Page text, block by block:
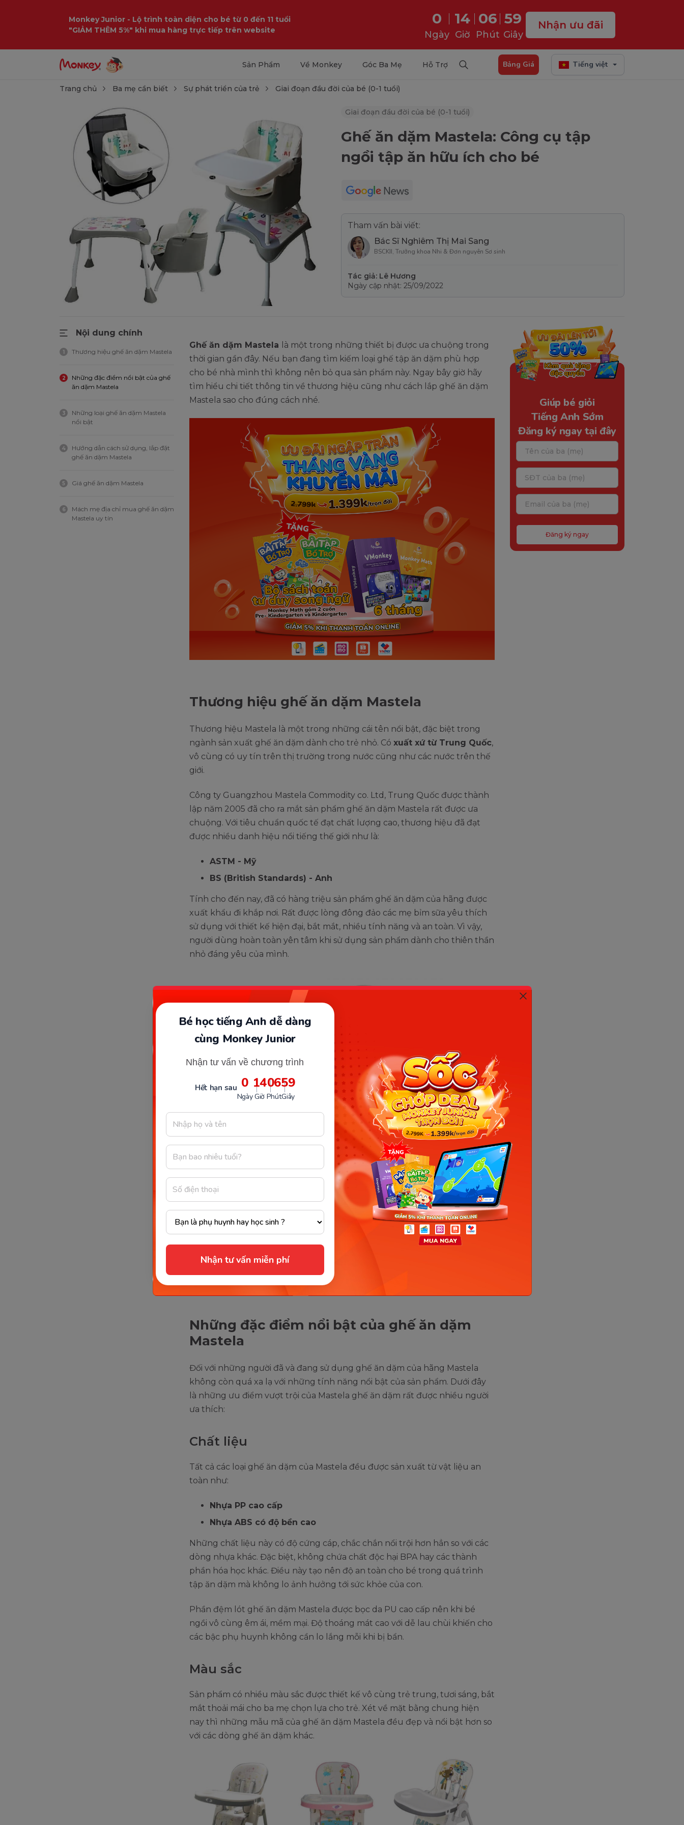
Monkey Junior - Lộ trình toàn diện cho bé từ 0 đến 11 tuổi
"GIẢM THÊM 5%" khi mua hàng trực tiếp trên website
0
Ngày
14
Giờ
06
Phút
58
Giây
Nhận ưu đãi
Sản Phẩm Về Monkey Góc Ba Mẹ Hỗ Trợ Bảng Giá Tiếng việt
Bé học tiếng Anh dễ dàng
cùng Monkey Junior
Nhận tư vấn về chương trình
Hết hạn sau 0
Ngày
14
Giờ
06
Phút
58
Giây
Nhận tư vấn miễn phí
Trang chủ Ba mẹ cần biết Sự phát triển của trẻ Giai đoạn đầu đời của bé (0-1 tuổi)
Giai đoạn đầu đời của bé (0-1 tuổi)
Ghế ăn dặm Mastela: Công cụ tập
ngồi tập ăn hữu ích cho bé
Tham vấn bài viết:
Bác Sĩ Nghiêm Thị Mai Sang
BSCKII, Trưởng khoa Nhi & Đơn nguyên Sơ sinh
Tác giả: Lê Hương
Ngày cập nhật: 25/09/2022
Nội dung chính
1 Thương hiệu ghế ăn dặm Mastela
2
Những đặc điểm nổi bật của ghế
ăn dặm Mastela
3
Những loại ghế ăn dặm Mastela
nổi bật
4
Hướng dẫn cách sử dụng, lắp đặt
ghế ăn dặm Mastela
5 Giá ghế ăn dặm Mastela
6
Mách mẹ địa chỉ mua ghế ăn dặm
Mastela uy tín
Ghế ăn dặm Mastela
là một trong những thiết bị được ưa chuộng trong
thời gian gần đây. Nếu bạn đang tìm kiếm loại ghế tập ăn dặm phù hợp
cho bé nhà mình thì không nên bỏ qua sản phẩm này. Ngay bây giờ hãy
tìm hiểu chi tiết thông tin về thương hiệu cũng như cách lắp ghế ăn dặm
Mastela sao cho đúng cách nhé.
Thương hiệu ghế ăn dặm Mastela
Thương hiệu Mastela là một trong những cái tên nổi bật, đặc biệt trong
ngành sản xuất ghế ăn dặm dành cho trẻ nhỏ. Có xuất xứ từ Trung Quốc,
vô cùng có uy tín trên thị trường trong nước cũng như các nước trên thế
giới.
Công ty Guangzhou Mastela Commodity co. Ltd, Trung Quốc được thành
lập năm 2005 đã cho ra mắt sản phẩm ghế ăn dặm Mastela rất được ưa
chuộng. Với tiêu chuẩn quốc tế đạt chất lượng cao, thương hiệu đã đạt
được nhiều danh hiệu nổi tiếng thế giới như là:
ASTM - Mỹ
BS (British Standards) - Anh
Tính cho đến nay, đã có hàng triệu sản phẩm ghế ăn dặm của hãng được
xuất khẩu đi khắp nơi. Rất được lòng đông đảo các mẹ bỉm sữa yêu thích
sử dụng với thiết kế hiện đại, bắt mắt, nhiều tính năng và an toàn. Vì vậy,
người dùng hoàn toàn yên tâm khi sử dụng sản phẩm dành cho thiên thần
nhỏ đáng yêu của mình.
Ghế ăn dặm Mastela. (Ảnh: sưu tầm Internet)
Những đặc điểm nổi bật của ghế ăn dặm
Mastela
Đối với những người đã và đang sử dụng ghế ăn dặm của hãng Mastela
không còn quá xa lạ với những tính năng nổi bật của sản phẩm. Dưới đây
là những ưu điểm vượt trội của Mastela ghế ăn dặm rất được nhiều người
ưa thích:
Chất liệu
Tất cả các loại ghế ăn dặm của Mastela đều được sản xuất từ vật liệu an
toàn như:
Nhựa PP cao cấp
Nhựa ABS có độ bền cao
Những chất liệu này có độ cứng cáp, chắc chắn nổi trội hơn hẳn so với các
dòng nhựa khác. Đặc biệt, không chứa chất độc hại BPA hay các thành
phần hóa học khác. Điều này tạo nên độ an toàn cho bé trong quá trình
tập ăn dặm mà không lo ảnh hưởng tới sức khỏe của con.
Phần đệm lót ghế ăn dặm Mastela được bọc da PU cao cấp nên khi bé
ngồi vô cùng êm ái, mềm mại. Độ thoáng mát cao với dễ lau chùi khiến cho
các bậc phụ huynh không cần lo lắng mỗi khi bị bẩn.
Màu sắc
Sản phẩm có nhiều màu sắc được thiết kế vô cùng trẻ trung, tươi sáng, bắt
mắt thoải mái cho ba mẹ chọn lựa cho trẻ. Xét về mặt bằng chung hiện
nay thì những mẫu mã của ghế ăn dặm Mastela đều đẹp và nổi bật hơn so
với các dòng ghế ăn dặm khác.
Giúp bé giỏi
Tiếng Anh Sớm
Đăng ký ngay tại đây
Đăng ký ngay